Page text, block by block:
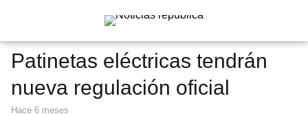
Patinetas eléctricas tendrán
nueva regulación oficial
hace 6 meses